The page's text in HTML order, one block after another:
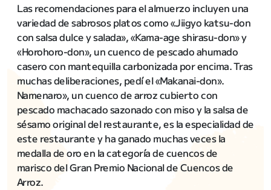
Las recomendaciones para el almuerzo incluyen una
variedad de sabrosos platos como «Jiigyo katsu-don
con salsa dulce y salada», «Kama-age shirasu-don» y
«Horohoro-don», un cuenco de pescado ahumado
casero con mantequilla carbonizada por encima. Tras
muchas deliberaciones, pedí el «Makanai-don».
Namenaro», un cuenco de arroz cubierto con
pescado machacado sazonado con miso y la salsa de
sésamo original del restaurante, es la especialidad de
este restaurante y ha ganado muchas veces la
medalla de oro en la categoría de cuencos de
marisco del Gran Premio Nacional de Cuencos de
Arroz.